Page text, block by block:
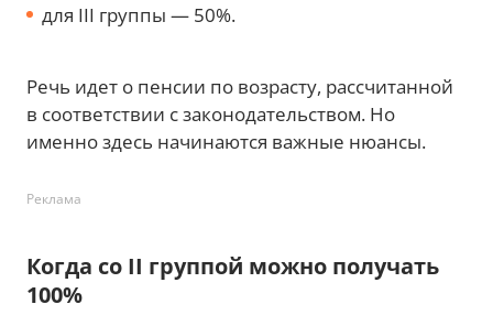
для III группы — 50%.
Речь идет о пенсии по возрасту, рассчитанной
в соответствии с законодательством. Но
именно здесь начинаются важные нюансы.
Реклама
Когда со II группой можно получать
100%